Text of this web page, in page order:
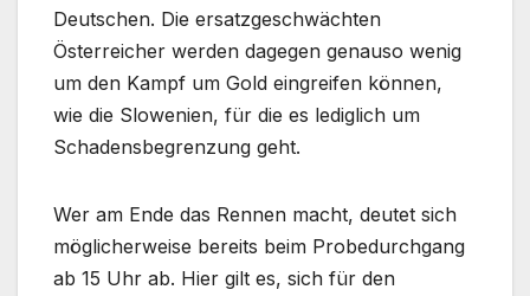
Deutschen. Die ersatzgeschwächten
Österreicher werden dagegen genauso wenig
um den Kampf um Gold eingreifen können,
wie die Slowenien, für die es lediglich um
Schadensbegrenzung geht.
Wer am Ende das Rennen macht, deutet sich
möglicherweise bereits beim Probedurchgang
ab 15 Uhr ab. Hier gilt es, sich für den